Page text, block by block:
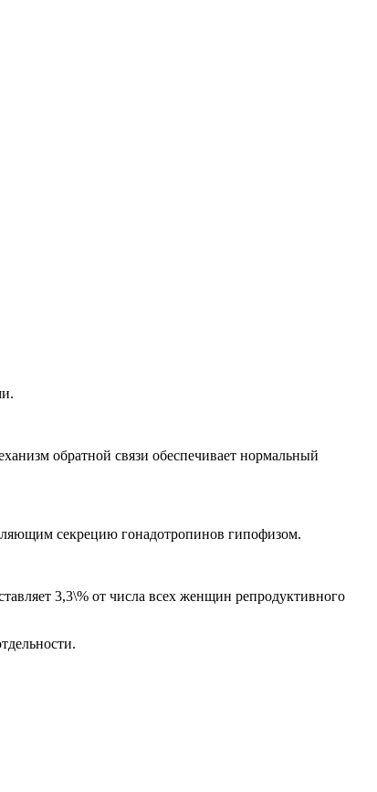
обратной связи обеспечивает нормальный
секрецию гонадотропинов гипофизом.
3,3\% от числа всех женщин репродуктивного